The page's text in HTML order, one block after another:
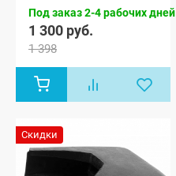
Под заказ 2-4 рабочих дней
1 300 руб.
1 398
Скидки